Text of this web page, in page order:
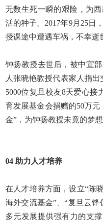
无数生死一瞬的艰险，为
活的种子。 2017年9月 25日
授课途中遭遇车祸，不幸逝
钟扬教授去世后，被中宣
人张晓艳教授代表家人捐出
5000位复旦校友8天爱心接
育发展基金会捐赠的50万元
金”，为钟扬教授未竟的梦
04 助力人才培养
在人才培养方面，设立“陈
海外交流基金”、“复旦云
多元发展提供强有力的支